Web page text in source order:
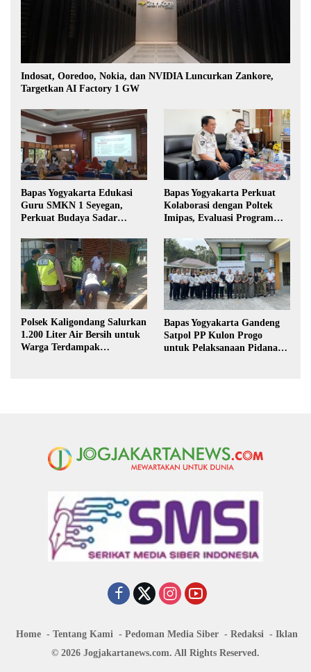
Indosat, Ooredoo, Nokia, dan NVIDIA Luncurkan Zankore,
Targetkan AI Factory 1 GW
Bapas Yogyakarta Edukasi
Guru SMKN 1 Seyegan,
Perkuat Budaya Sadar
Bapas Yogyakarta Perkuat
Kolaborasi dengan Poltek
Imipas, Evaluasi Program
Polsek Kaligondang Salurkan
1.200 Liter Air Bersih untuk
Warga Terdampak
Bapas Yogyakarta Gandeng
Satpol PP Kulon Progo
untuk Pelaksanaan Pidana
Home Tentang Kami Pedoman Media Siber Redaksi
Iklan
© 2026 Jogjakartanews.com. All Rights Reserved.